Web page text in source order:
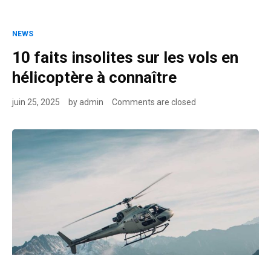
NEWS
10 faits insolites sur les vols en
hélicoptère à connaître
juin 25, 2025 byadmin Comments are closed